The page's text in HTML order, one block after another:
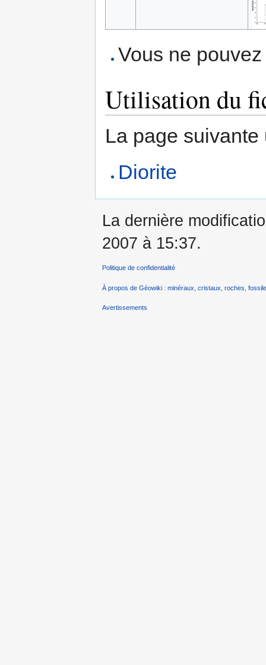
Vous ne
Utilisation du
La page
Diorite
La dernière
2007 à 15:37.
Politique de confidentialité
À propos de Géowiki : minéraux, cristaux, roches,
Avertissements